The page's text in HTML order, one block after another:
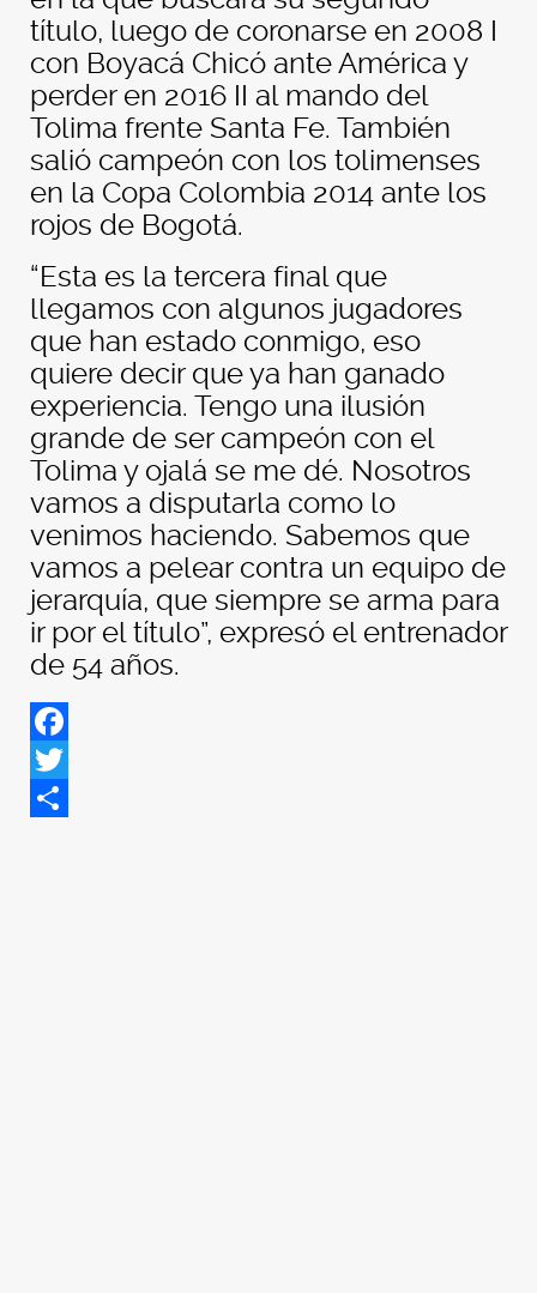
título, luego de coronarse en 2008 I
con Boyacá Chicó ante América y
perder en 2016 II al mando del
Tolima frente Santa Fe. También
salió campeón con los tolimenses
en la Copa Colombia 2014 ante los
rojos de Bogotá.
“Esta es la tercera final que
llegamos con algunos jugadores
que han estado conmigo, eso
quiere decir que ya han ganado
experiencia. Tengo una ilusión
grande de ser campeón con el
Tolima y ojalá se me dé. Nosotros
vamos a disputarla como lo
venimos haciendo. Sabemos que
vamos a pelear contra un equipo de
jerarquía, que siempre se arma para
ir por el título”, expresó el entrenador
de 54 años.
Facebook
Twitter